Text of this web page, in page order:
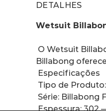
DETALHES
Wetsuit
Billabong
Especificações
Tipo de
Série: Billabong
Espessura: 302